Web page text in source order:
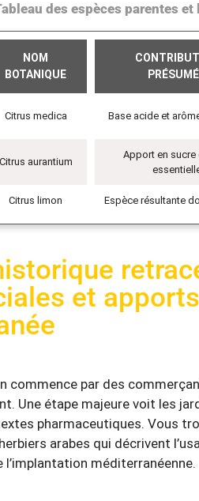
des espèces parentes
NOM
BOTANIQUE
Citrus medica Base acide et
Citrus aurantium
Apport en sucre
Citrus limon Espèce résultante
et
commence par des
Une étape majeure voit les
pharmaceutiques. Vous
arabes qui décrivent
l’implantation méditerranéenne.